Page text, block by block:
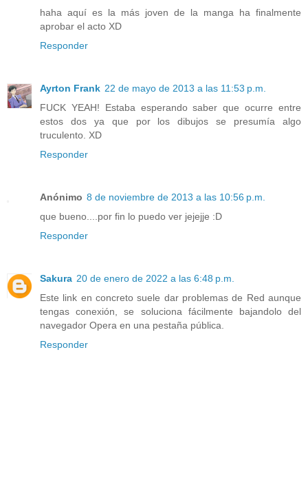
haha aquí es la más joven de la manga ha finalmente
aprobar el acto XD
Responder
Ayrton Frank 22 de mayo de 2013 a las 11:53 p.m.
FUCK YEAH! Estaba esperando saber que ocurre entre
estos dos ya que por los dibujos se presumía algo
truculento. XD
Responder
Anónimo 8 de noviembre de 2013 a las 10:56 p.m.
que bueno....por fin lo puedo ver jejejje :D
Responder
Sakura 20 de enero de 2022 a las 6:48 p.m.
Este link en concreto suele dar problemas de Red aunque
tengas conexión, se soluciona fácilmente bajandolo del
navegador Opera en una pestaña pública.
Responder